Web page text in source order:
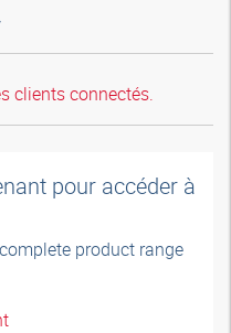
clients connectés.
pour accéder à
product range